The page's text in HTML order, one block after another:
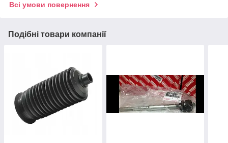
Всі умови повернення
Подібні товари компанії